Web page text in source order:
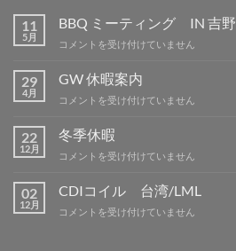
11
5月
BBQ ミーティング IN 吉野
BBQ
ー
テ
ィ
グ
吉
は
コメントを受け付けていません
29
4月
GW 休暇案内
GW
暇
案
内
コメントを受け付けていません
22
12月
冬季休暇
冬
休
暇
は
コメントを受け付けていません
02
12月
CDIコイル 台湾/LML
CDI
コメントを受け付けていません